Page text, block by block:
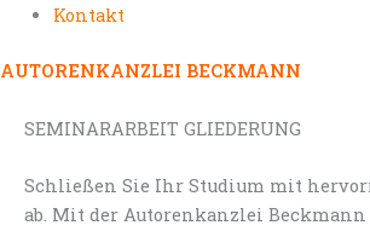
Kontakt
AUTORENKANZLEI BECKMANN
SEMINARARBEIT GLIEDERUNG
Schließen Sie Ihr Studium mit
ab. Mit der Autorenkanzlei